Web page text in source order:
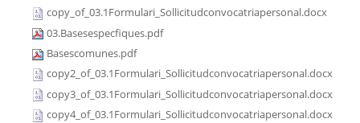
copy_of_03.1Formulari_Sollicitudconvocatriapersonal.docx
03.Basesespecfiques.pdf
Basescomunes.pdf
copy2_of_03.1Formulari_Sollicitudconvocatriapersonal.docx
copy3_of_03.1Formulari_Sollicitudconvocatriapersonal.docx
copy4_of_03.1Formulari_Sollicitudconvocatriapersonal.docx